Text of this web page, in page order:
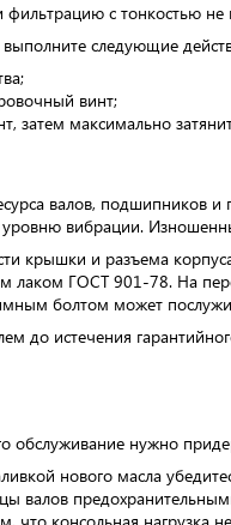
с тонкостью не
следующие
винт;
затем максимально
валов, подшипников
вибрации.
крышки и разъема
лаком ГОСТ 901-78. На
болтом может
до истечения
обслуживание нужно
нового масла
валов